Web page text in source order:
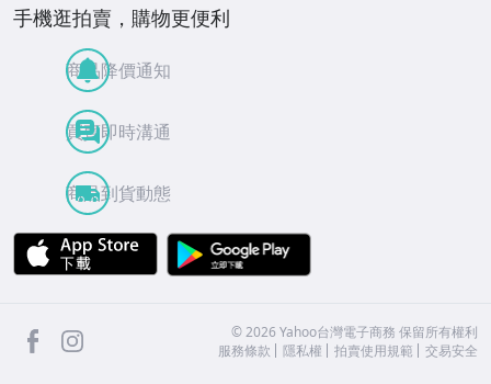
手機逛拍賣，購物更便利
商品降價通知
買賣即時溝通
商品到貨動態
APP Store
facebook ©2026 Yahoo台灣電子商務 保留所有權利
服務條款
隱私權 拍賣使用規範 交易安全